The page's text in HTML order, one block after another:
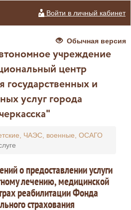
Войти в личный кабинет
Обычная версия
учреждение
центр
государственных и
услуг города
ЧАЭС, военные, ОСАГО
о предоставлении услуги
лечению, медицинской
реабилитации Фонда
страхования